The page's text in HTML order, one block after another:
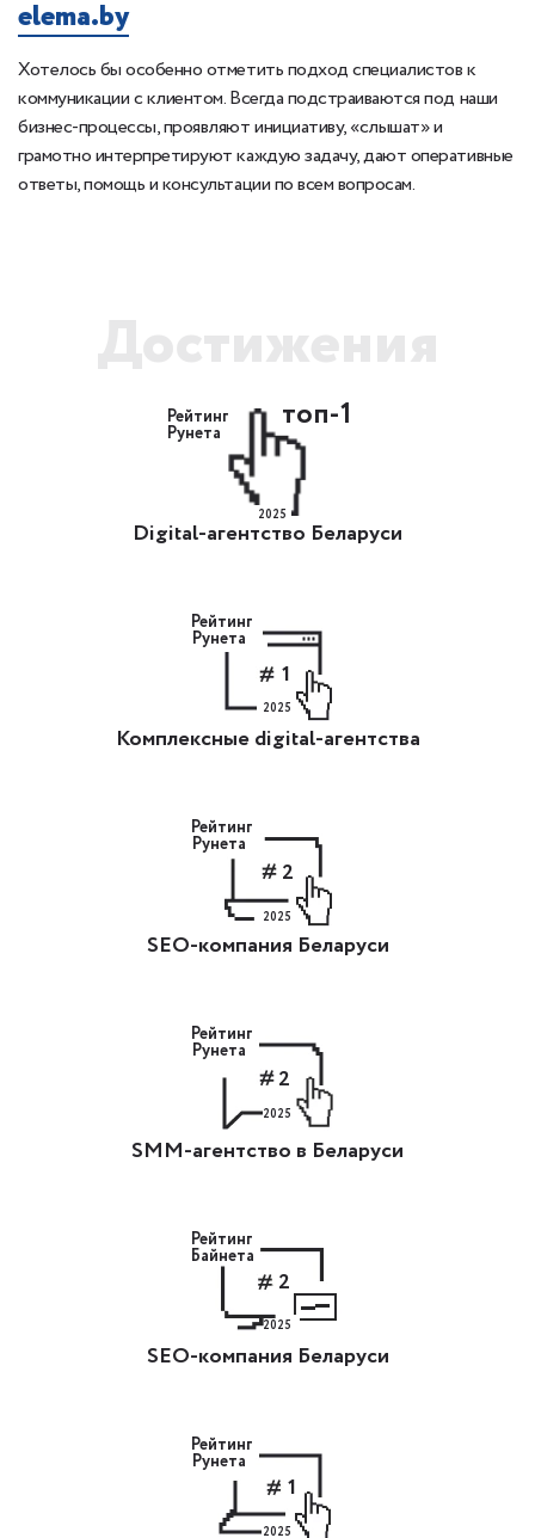
elema.by
Хотелось бы особенно отметить подход специалистов к
коммуникации с клиентом. Всегда подстраиваются под наши
бизнес-процессы, проявляют инициативу, «слышат» и
грамотно интерпретируют каждую задачу, дают оперативные
ответы, помощь и консультации по всем вопросам.
Рейтинг
Рунета топ-1
2025
Digital-агентство Беларуси
Рейтинг
Рунета
1
2025
Комплексные digital-агентства
Рейтинг
Рунета
2
2025
SEO-компания Беларуси
Рейтинг
Рунета
2
2025
SMM-агентство в Беларуси
Рейтинг
Байнета
2
2025
SEO-компания Беларуси
Рейтинг
Рунета
1
2025